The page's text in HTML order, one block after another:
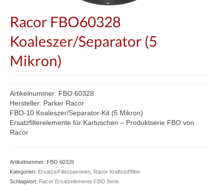
Racor FBO60328
Koaleszer/Separator (5
Mikron)
Artikelnummer: FBO 60328
Hersteller: Parker Racor
FBO-10 Koaleszer/Separator-Kit (5 Mikron)
Ersatzfilterelemente für Kartuschen – Produktserie FBO von
Racor
Artikelnummer: FBO 60328
Kategorien: Ersatze/Filterpatronen Racor Kraftstofffilter
Schlagwort: Racor Ersatzelemente-FBO Serie